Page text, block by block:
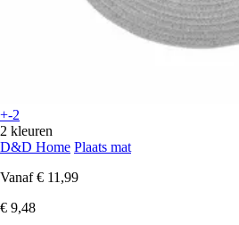
+-2
2 kleuren
D&D Home Plaats mat
Vanaf € 11,99
€ 9,48